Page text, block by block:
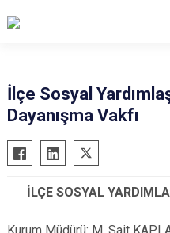
Dargeçit
Derik
Mazıdağı
Midyat
İlçe Sosyal
Dayanışma Vakfı
İLÇE SOSYAL